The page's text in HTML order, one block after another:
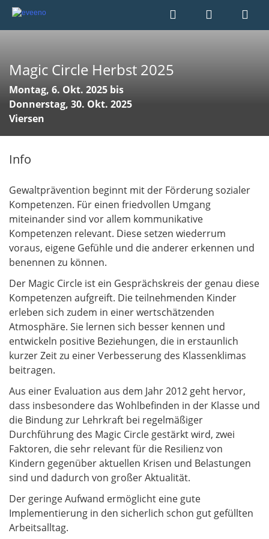
Magic Circle Herbst 2025
Montag, 6. Okt. 2025 bis
Donnerstag, 30. Okt. 2025
Viersen
Info
Gewaltprävention beginnt mit der Förderung sozialer
Kompetenzen. Für einen friedvollen Umgang
miteinander sind vor allem kommunikative
Kompetenzen relevant. Diese setzen wiederrum
voraus, eigene Gefühle und die anderer erkennen und
benennen zu können.
Der Magic Circle ist ein Gesprächskreis der genau diese
Kompetenzen aufgreift. Die teilnehmenden Kinder
erleben sich zudem in einer wertschätzenden
Atmosphäre. Sie lernen sich besser kennen und
entwickeln positive Beziehungen, die in erstaunlich
kurzer Zeit zu einer Verbesserung des Klassenklimas
beitragen.
Aus einer Evaluation aus dem Jahr 2012 geht hervor,
dass insbesondere das Wohlbefinden in der Klasse und
die Bindung zur Lehrkraft bei regelmäßiger
Durchführung des Magic Circle gestärkt wird, zwei
Faktoren, die sehr relevant für die Resilienz von
Kindern gegenüber aktuellen Krisen und Belastungen
sind und dadurch von großer Aktualität.
Der geringe Aufwand ermöglicht eine gute
Implementierung in den sicherlich schon gut gefüllten
Arbeitsalltag.